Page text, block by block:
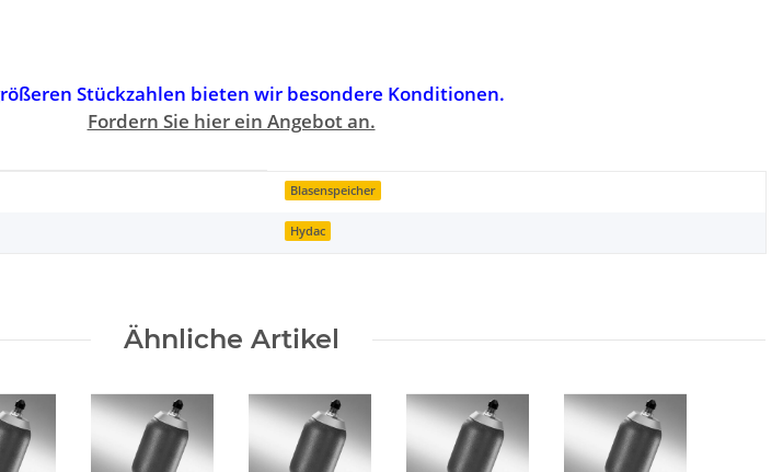
Stückzahlen bieten wir besondere Konditionen.
Fordern Sie hier ein Angebot an.
Blasenspeicher
Hydac
Ähnliche Artikel